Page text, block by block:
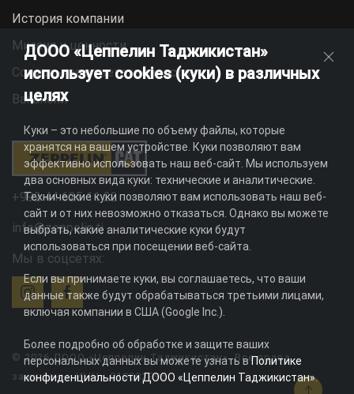
История компании
Миссия и ценности
Социальная ответственность
Вакансии
+992 44 625 11 22
info@zeppelin.tj
Мы в соцсетях:
© 2026 ДООО «Цеппелин Таджикистан». Все права
защищены. ИНН - 010082996
ДООО «Цеппелин Таджикистан»
использует cookies (куки) в различных
целях
Куки – это небольшие по объему файлы, которые
хранятся на вашем устройстве. Куки позволяют вам
эффективно использовать наш веб-сайт. Мы используем
два основных вида куки: технические и аналитические.
Технические куки позволяют вам использовать наш веб-
сайт и от них невозможно отказаться. Однако вы можете
выбрать, какие аналитические куки будут
использоваться при посещении веб-сайта.
Если вы принимаете куки, вы соглашаетесь, что ваши
данные также будут обрабатываться третьими лицами,
включая компании в США (Google Inc.).
Более подробно об обработке и защите ваших
персональных данных вы можете узнать вПолитике
конфиденциальности ДООО «Цеппелин Таджикистан».